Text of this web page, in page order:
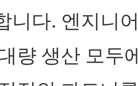
니다. 엔지니
량 생산 모두